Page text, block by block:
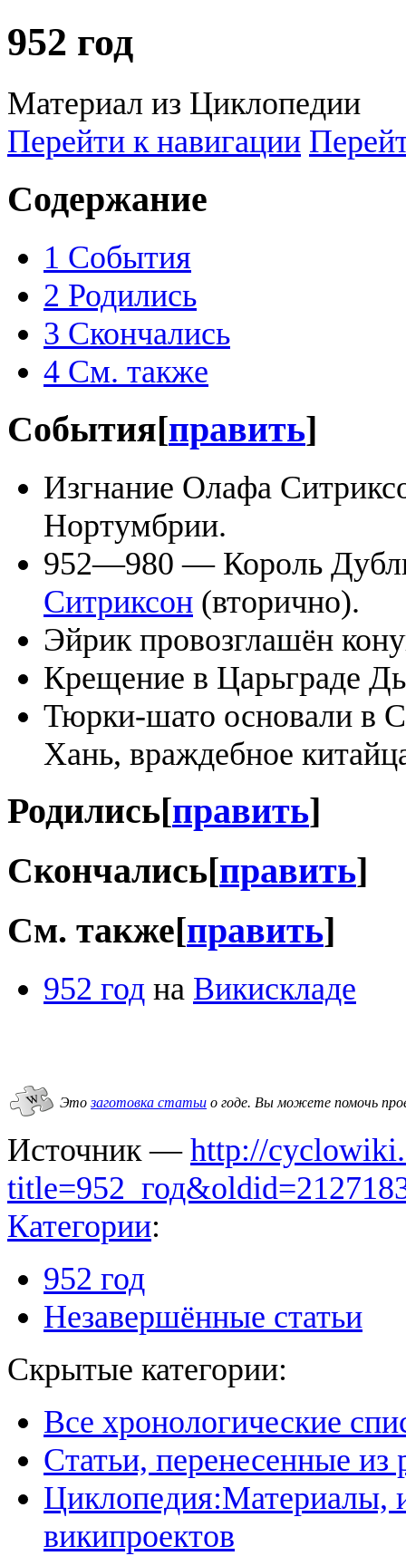
952 год
Материал из Циклопедии
Перейти к навигации
Содержание
1 События
2 Родились
3 Скончались
4 См. также
События[править]
Изгнание Олафа
Нортумбрии.
952—980 — Король
Ситриксон (вторично).
Эйрик провозглашён
Крещение в Царьграде
Тюрки-шато основали в
Хань, враждебное
Родились[править]
Скончались[править]
См. также[править]
952 год на Викискладе
Этозаготовка статьи о годе. Вы можете помочь
Источник — http://
Категории:
952 год
Незавершённые статьи
Скрытые категории:
Все хронологические
Статьи, перенесенные из
Циклопедия:Материалы,
википроектов